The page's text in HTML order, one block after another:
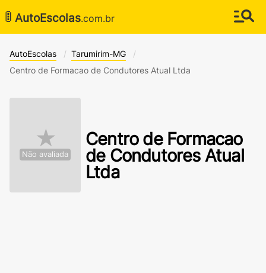
🚦 AutoEscolas.com.br
AutoEscolas
Tarumirim-MG
Centro de Formacao de Condutores Atual Ltda
★
Não avaliada
Centro de Formacao
de Condutores Atual
Ltda